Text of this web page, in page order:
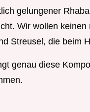
gelungener
Wir wollen
Streusel, die beim
genau diese